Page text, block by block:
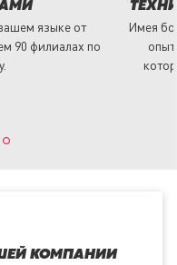
языке от
90 филиалах по
Имея
КОМПАНИИ